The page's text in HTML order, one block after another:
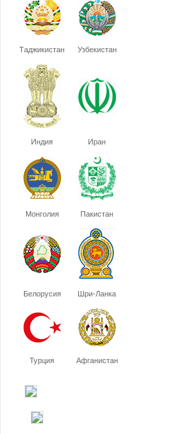
Таджикистан Узбекистан
Индия Иран
Монголия Пакистан
Белорусия Шри-Ланка
Турция Афганистан